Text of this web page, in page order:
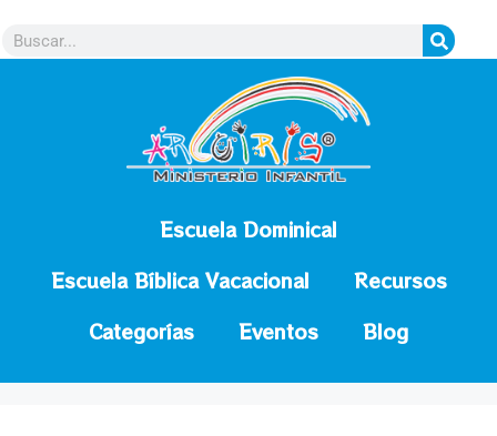
Escuela Dominical
Escuela Bíblica Vacacional
Recursos
Categorías
Eventos Blog